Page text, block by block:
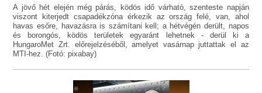
A jövő hét elején még párás, ködös idő várható, szenteste napján
viszont kiterjedt csapadékzóna érkezik az ország felé, van, ahol
havas esőre, havazásra is számítani kell; a hétvégén derült, napos
és borongós, ködös területek egyaránt lehetnek - derül ki a
HungaroMet Zrt. előrejelzéséből, amelyet vasárnap juttattak el az
MTI-hez. (Fotó: pixabay)